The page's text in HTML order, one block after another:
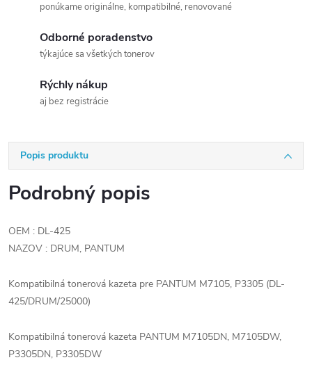
ponúkame originálne, kompatibilné, renovované
Odborné poradenstvo
týkajúce sa všetkých tonerov
Rýchly nákup
aj bez registrácie
Popis produktu
Podrobný popis
OEM : DL-425
NAZOV : DRUM, PANTUM
Kompatibilná tonerová kazeta pre PANTUM M7105, P3305 (DL-
425/DRUM/25000)
Kompatibilná tonerová kazeta PANTUM M7105DN, M7105DW,
P3305DN, P3305DW